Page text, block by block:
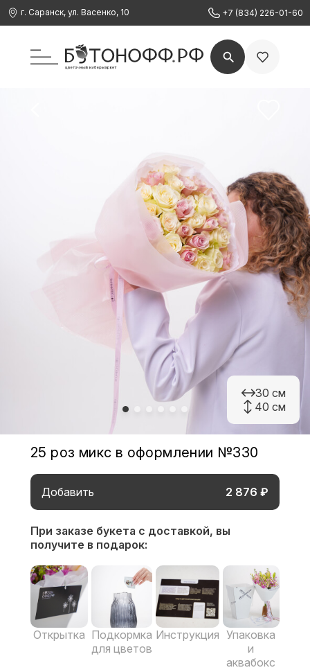
г. Саранск, ул. Васенко, 10 +7 (834) 226-01-60
30 см
40 см
25 роз микс в оформлении №330
Добавить 2 876 ₽
При заказе букета с доставкой, вы
получите в подарок:
Открытка Подкормка
для цветов
Инструкция Упаковка
и
аквабокс